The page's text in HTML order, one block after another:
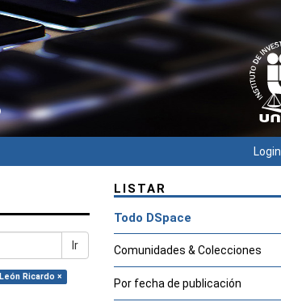
Login
Ir
Ricardo ×
LISTAR
Todo DSpace
Comunidades & Colecciones
Por fecha de publicación